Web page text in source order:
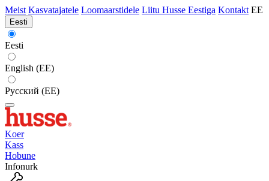
Meist Kasvatajatele Loomaarstidele Liitu Husse Eestiga Kontakt EE
Eesti
Eesti
English (EE)
Русский (EE)
Koer
Kass
Hobune
Infonurk